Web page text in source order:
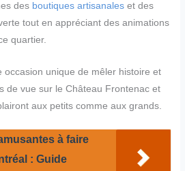
des boutiques artisanales et des
tout en appréciant des animations
quartier.
occasion unique de mêler histoire et
de vue sur le Château Frontenac et
aux petits comme aux grands.
à faire
: Guide